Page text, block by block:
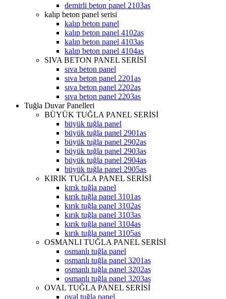
demirli beton panel 2103as
kalıp beton panel serisi
kalıp beton panel
kalıp beton panel 4102as
kalıp beton panel 4103as
kalıp beton panel 4104as
SIVA BETON PANEL SERİSİ
sıva beton panel
sıva beton panel 2201as
sıva beton panel 2202as
sıva beton panel 2203as
Tuğla Duvar Panelleri
BÜYÜK TUĞLA PANEL SERİSİ
büyük tuğla panel
büyük tuğla panel 2901as
büyük tuğla panel 2902as
büyük tuğla panel 2903as
büyük tuğla panel 2904as
büyük tuğla panel 2905as
KIRIK TUĞLA PANEL SERİSİ
kırık tuğla panel
kırık tuğla panel 3101as
kırık tuğla panel 3102as
kırık tuğla panel 3103as
kırık tuğla panel 3104as
kırık tuğla panel 3105as
OSMANLI TUĞLA PANEL SERİSİ
osmanlı tuğla panel
osmanlı tuğla panel 3201as
osmanlı tuğla panel 3202as
osmanlı tuğla panel 3203as
OVAL TUĞLA PANEL SERİSİ
oval tuğla panel